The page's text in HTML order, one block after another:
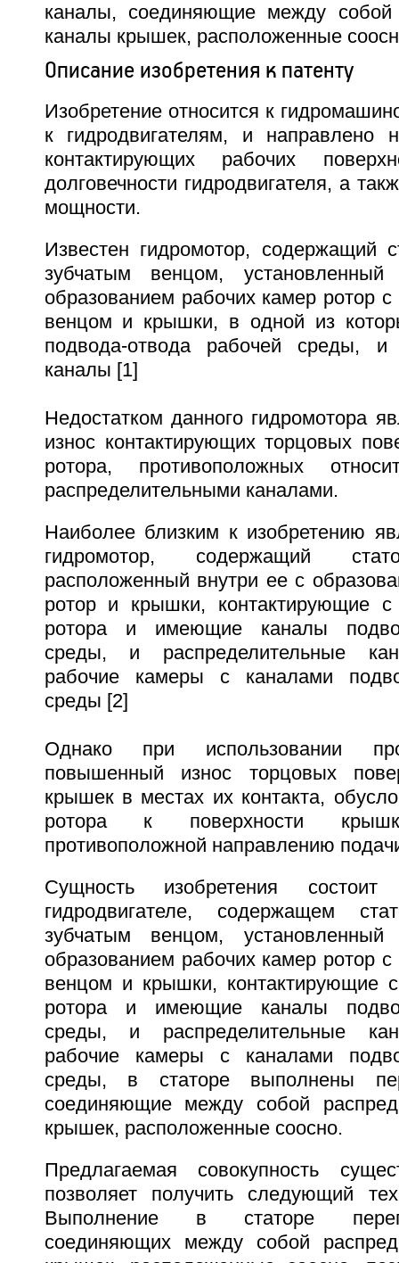
каналы, соединяющие между собой
каналы крышек, расположенные
Описание изобретения к патенту
Изобретение относится к
к гидродвигателям, и направлено
контактирующих рабочих
долговечности гидродвигателя, а
мощности.
Известен гидромотор, содержащий
зубчатым венцом,
образованием рабочих камер ротор
венцом и крышки, в одной из
подвода-отвода рабочей среды, и
каналы [1]
Недостатком данного гидромотора
износ контактирующих торцовых
ротора, противоположных
распределительными каналами.
Наиболее близким к изобретению
гидромотор, содержащий
расположенный внутри ее с
ротор и крышки, контактирующие
ротора и имеющие каналы
среды, и распределительные
рабочие камеры с каналами
среды [2]
Однако при использовании
повышенный износ торцовых
крышек в местах их контакта,
ротора к поверхности
противоположной направлению
Сущность изобретения
гидродвигателе, содержащем
зубчатым венцом,
образованием рабочих камер ротор
венцом и крышки, контактирующие
ротора и имеющие каналы
среды, и распределительные
рабочие камеры с каналами
среды, в статоре выполнены
соединяющие между собой
крышек, расположенные соосно.
Предлагаемая совокупность
позволяет получить следующий
Выполнение в статоре
соединяющих между собой